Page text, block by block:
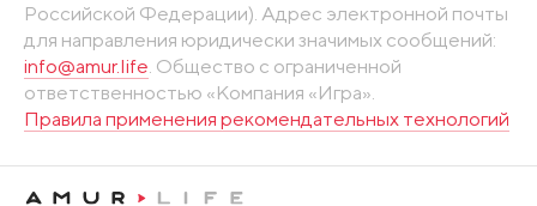
Российской Федерации). Адрес электронной почты
для направления юридически значимых сообщений:
info@amur.life . Общество с ограниченной
ответственностью «Компания «Игра».
Правила применения рекомендательных технологий